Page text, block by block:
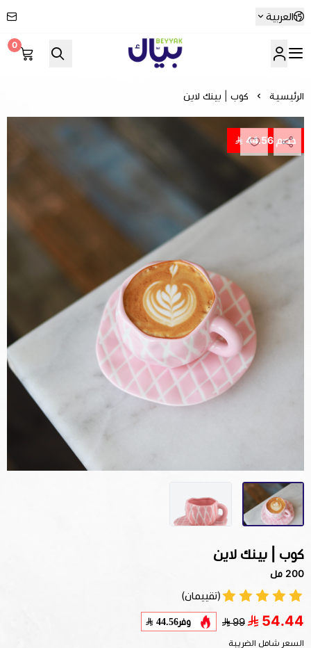
العربية
Beyyak
0
الرئيسية كوب | بينك لاين
خصم 44.56
كوب | بينك لاين
200 مل
(تقييمان)
54.44
99 وفر44.56
السعر شامل الضريبة